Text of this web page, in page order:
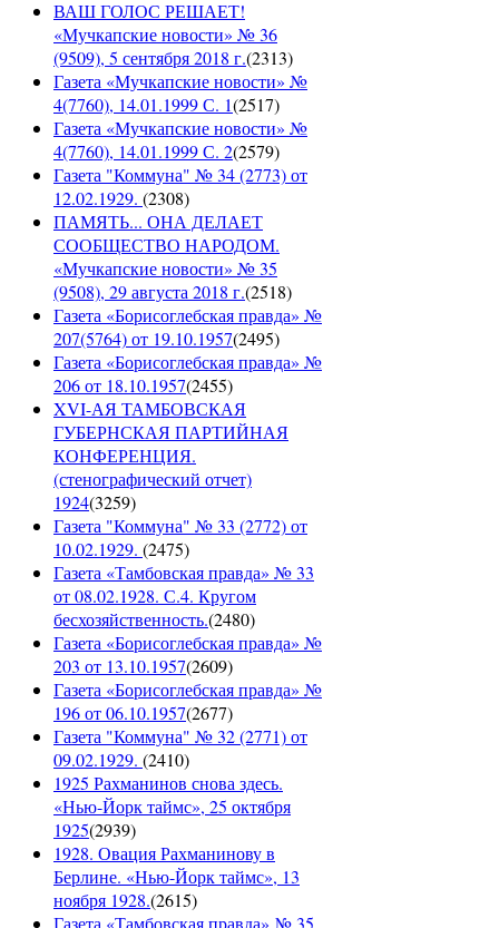
ВАШ ГОЛОС РЕШАЕТ!
«Мучкапские новости» № 36
(9509), 5 сентября 2018 г.(2313)
Газета «Мучкапские новости» №
4(7760), 14.01.1999 С. 1(2517)
Газета «Мучкапские новости» №
4(7760), 14.01.1999 С. 2(2579)
Газета "Коммуна" № 34 (2773) от
12.02.1929. (2308)
ПАМЯТЬ... ОНА ДЕЛАЕТ
СООБЩЕСТВО НАРОДОМ.
«Мучкапские новости» № 35
(9508), 29 августа 2018 г.(2518)
Газета «Борисоглебская правда» №
207(5764) от 19.10.1957(2495)
Газета «Борисоглебская правда» №
206 от 18.10.1957(2455)
XVI-АЯ ТАМБОВСКАЯ
ГУБЕРНСКАЯ ПАРТИЙНАЯ
КОНФЕРЕНЦИЯ.
(стенографический отчет)
1924(3259)
Газета "Коммуна" № 33 (2772) от
10.02.1929. (2475)
Газета «Тамбовская правда» № 33
от 08.02.1928. С.4. Кругом
бесхозяйственность.(2480)
Газета «Борисоглебская правда» №
203 от 13.10.1957(2609)
Газета «Борисоглебская правда» №
196 от 06.10.1957(2677)
Газета "Коммуна" № 32 (2771) от
09.02.1929. (2410)
1925 Рахманинов снова здесь.
«Нью-Йорк таймс», 25 октября
1925(2939)
1928. Овация Рахманинову в
Берлине. «Нью-Йорк таймс», 13
ноября 1928.(2615)